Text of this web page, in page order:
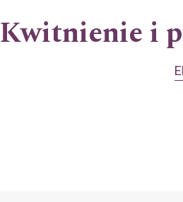
Kwitnienie i